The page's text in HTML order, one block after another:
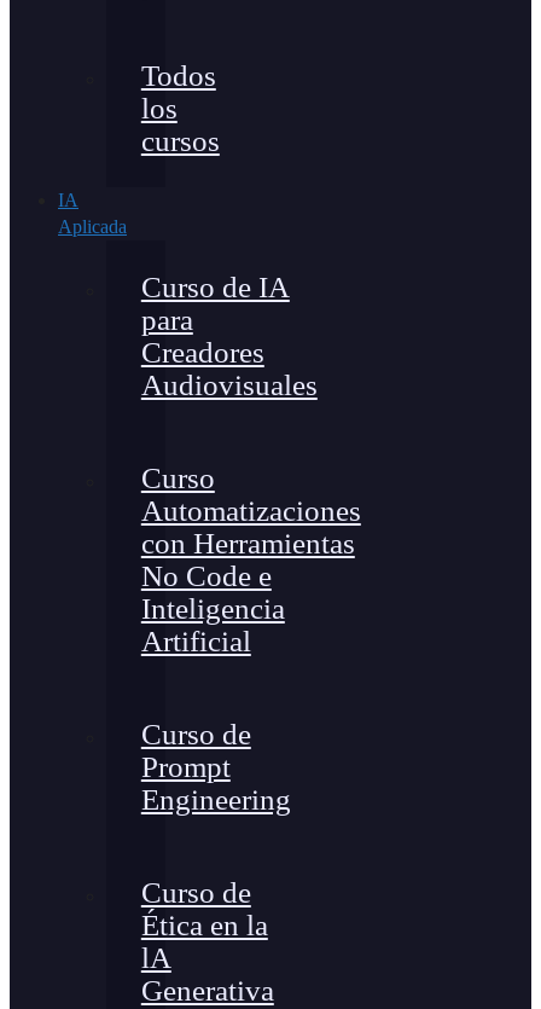
Todos
los
cursos
IA
Aplicada
Curso de IA
para
Creadores
Audiovisuales
Curso
Automatizaciones
con Herramientas
No Code e
Inteligencia
Artificial
Curso de
Prompt
Engineering
Curso de
Ética en la
lA
Generativa